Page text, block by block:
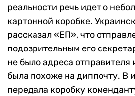
реальности речь идет о
картонной коробке.
рассказал «ЕП», что
подозрительным его
не было адреса отправителя
была похоже на диппочту. В
передала коробку